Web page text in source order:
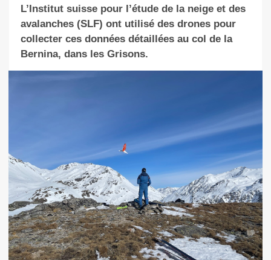
L’Institut suisse pour l’étude de la neige et des
avalanches (SLF) ont utilisé des drones pour
collecter ces données détailléesau col de la
Bernina, dans les Grisons.